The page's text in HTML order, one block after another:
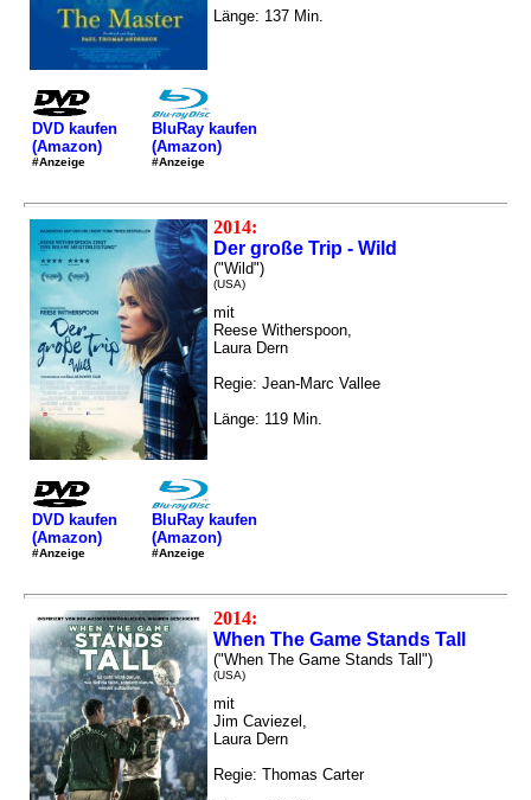
Länge: 137 Min.
DVD kaufen
(Amazon)
#Anzeige
BluRay kaufen
(Amazon)
#Anzeige
2014:
Der große Trip - Wild
("Wild")
(USA)
mit
Reese Witherspoon,
Laura Dern
Regie: Jean-Marc Vallee
Länge: 119 Min.
DVD kaufen
(Amazon)
#Anzeige
BluRay kaufen
(Amazon)
#Anzeige
2014:
When The Game Stands Tall
("When The Game Stands Tall")
(USA)
mit
Jim Caviezel,
Laura Dern
Regie: Thomas Carter